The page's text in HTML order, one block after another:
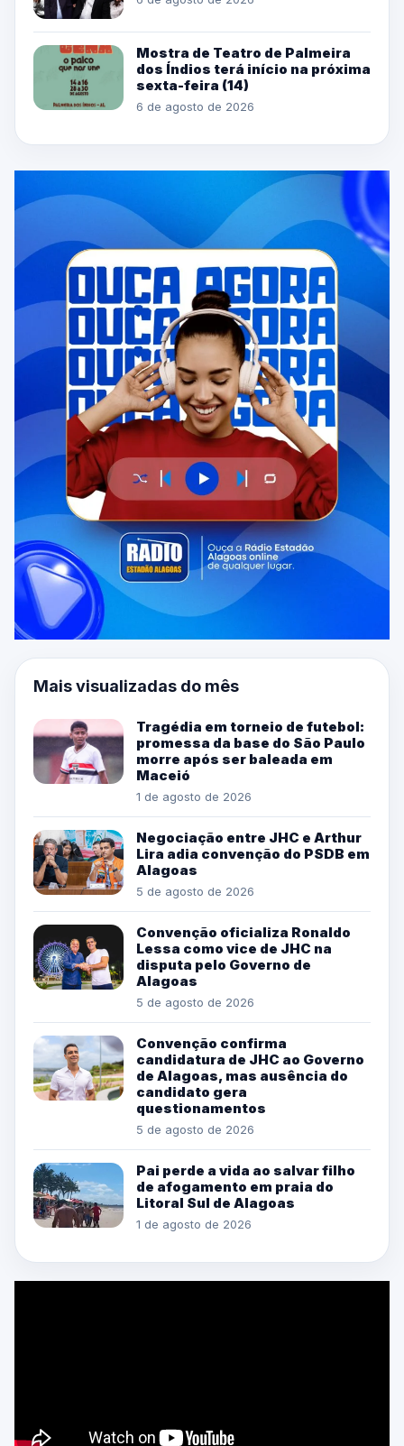
Mostra de Teatro de Palmeira
dos Índios terá início na próxima
sexta-feira (14)
6 de agosto de 2026
Mais visualizadas do mês
Tragédia em torneio de futebol:
promessa da base do São Paulo
morre após ser baleada em
Maceió
1 de agosto de 2026
Negociação entre JHC e Arthur
Lira adia convenção do PSDB em
Alagoas
5 de agosto de 2026
Convenção oficializa Ronaldo
Lessa como vice de JHC na
disputa pelo Governo de
Alagoas
5 de agosto de 2026
Convenção confirma
candidatura de JHC ao Governo
de Alagoas, mas ausência do
candidato gera
questionamentos
5 de agosto de 2026
Pai perde a vida ao salvar filho
de afogamento em praia do
Litoral Sul de Alagoas
1 de agosto de 2026